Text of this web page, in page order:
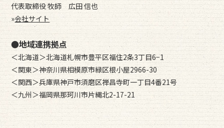
代表取締役 牧師 広田 信也
»会社サイト
●地域連携拠点
＜北海道＞北海道札幌市豊平区福住2条3丁目6−1
＜関東＞神奈川県相模原市緑区根小屋2966-30
＜関西＞兵庫県神戸市須磨区禅昌寺町一丁目4番21号
＜九州＞福岡県那珂川市片縄北2-17-21